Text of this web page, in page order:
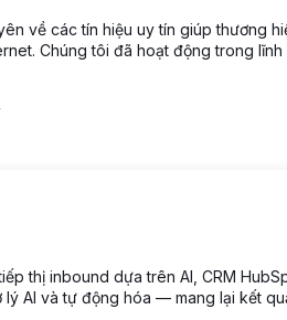
về các tín hiệu uy tín giúp thương
Chúng tôi đã hoạt động trong lĩnh
thị inbound dựa trên AI, CRM
lý AI và tự động hóa — mang lại kết